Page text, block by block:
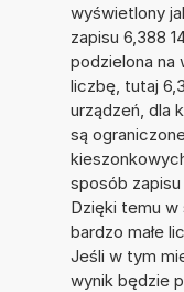
wyświetlony
zapisu 6,388
podzielona na
liczbę, tutaj
urządzeń, dla
są
sposób zapisu
Dzięki temu
bardzo małe
Jeśli w tym
wynik będzie